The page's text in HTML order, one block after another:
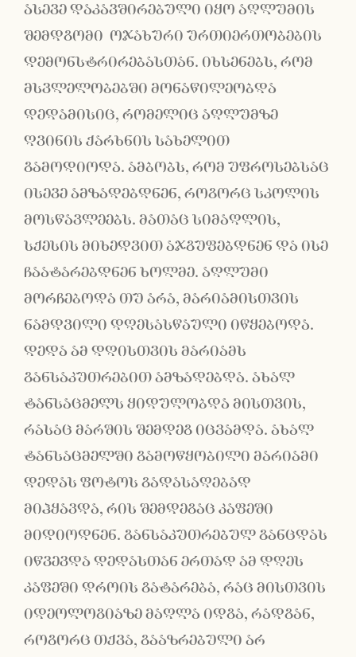
ასევე დაკავშირებული იყო აღლუმის
შემდგომი ოჯახური ურთიერთობების
დემონსტრირებასთან. იხსენებს, რომ
მსვლელობებში მონაწილეობდა
დედამისიც, რომელიც აღლუმზე
ღვინის ქარხნის სახელით
გამოდიოდა. ამბობს, რომ უფროსებსაც
ისევე ამზადებდნენ, როგორც სკოლის
მოსწავლეებს. მათაც სიმაღლის,
სქესის მიხედვით აჯგუფებდნენ და ისე
ჩაატარებდნენ ხოლმე. აღლუმი
მორჩებოდა თუ არა, მარიამისთვის
ნამდვილი დღესასწაული იწყებოდა.
დედა ამ დღისთვის მარიამს
განსაკუთრებით ამზადებდა. ახალ
ტანსაცმელს ყიდულობდა მისთვის,
რასაც მარშის შემდეგ იცვამდა. ახალ
ტანსაცმელში გამოწყობილი მარიამი
დედას ფოტოს გადასაღებად
მიჰყავდა, რის შემდეგაც კაფეში
მიდიოდნენ. განსაკუთრებულ განცდას
იწვევდა დედასთან ერთად ამ დღეს
კაფეში დროის გატარება, რაც მისთვის
იდეოლოგიაზე მაღლა იდგა, რადგან,
როგორც თქვა, გააზრებული არ